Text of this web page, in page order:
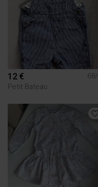
12 €
Petit Bateau